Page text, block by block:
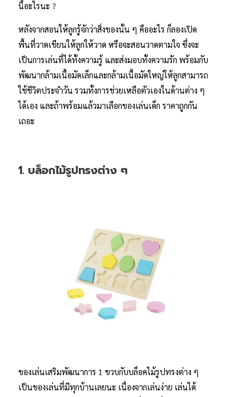
นี้อะไรนะ ?
หลังจากสอนให้ลูกรู้จักว่าสิ่งของนั้น ๆ คืออะไร ก็ลองเปิด
พื้นที่วาดเขียนให้ลูกให้วาด หรือจะสอนวาดตามใจ ซึ่งจะ
เป็นการเล่นที่ได้ทั้งความรู้ และส่งมอบทั้งความรัก พร้อมกับ
พัฒนากล้ามเนื้อมัดเล็กและกล้ามเนื้อมัดใหญ่ให้ลูกสามารถ
ใช้ชีวิตประจำวัน รวมทั้งการช่วยเหลือตัวเองในด้านต่าง ๆ
ได้เอง และถ้าพร้อมแล้วมาเลือกของเล่นเด็ก ราคาถูกกัน
เถอะ
1. บล็อกไม้รูปทรงต่าง ๆ
ของเล่นเสริมพัฒนาการ 1 ขวบกับบล็อคไม้รูปทรงต่าง ๆ
เป็นของเล่นที่มีทุกบ้านเลยนะ เนื่องจากเล่นง่าย เล่นได้